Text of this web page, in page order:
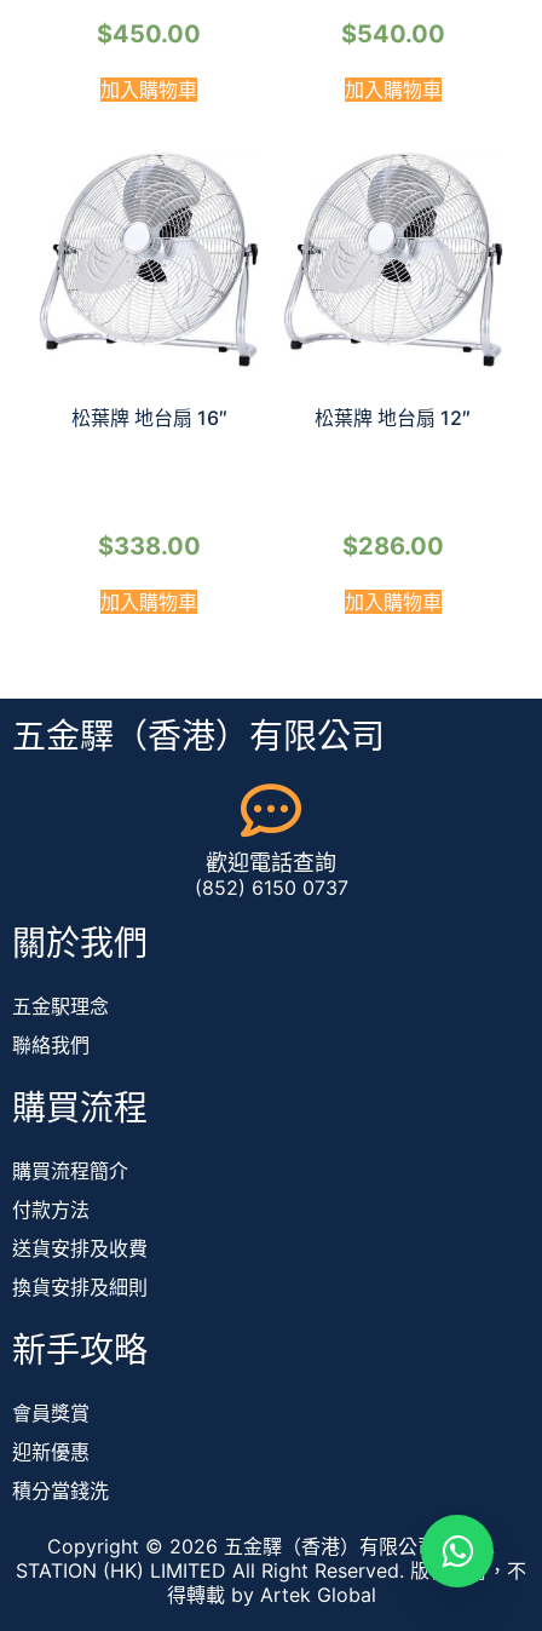
$450.00
加入購物車
$540.00
加入購物車
松葉牌 地台扇 16″
$338.00
加入購物車
松葉牌 地台扇 12″
$286.00
加入購物車
五金驛（香港）有限公司
歡迎電話查詢
(852) 6150 0737
關於我們
五金駅理念
聯絡我們
購買流程
購買流程簡介
付款方法
送貨安排及收費
換貨安排及細則
新手攻略
會員獎賞
迎新優惠
積分當錢洗
Copyright © 2026 五金驛（香港）有限公司 TOOL
STATION (HK) LIMITED All Right Reserved. 版權所有，不
得轉載 by Artek Global